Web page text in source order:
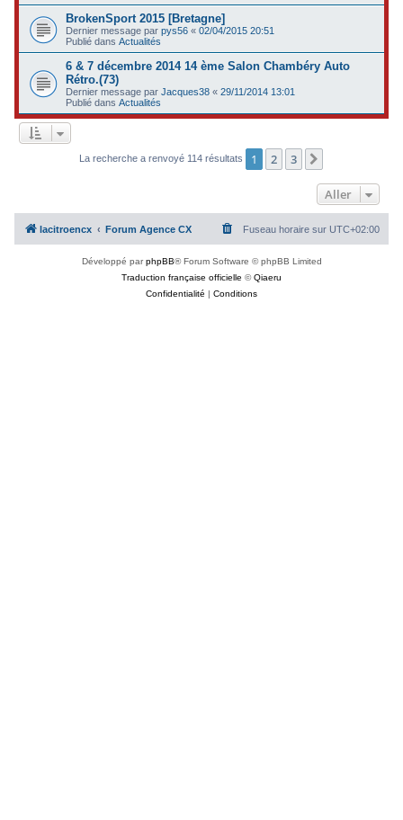
BrokenSport 2015 [Bretagne]
Dernier message parpys56 «02/04/2015 20:51
Publié dansActualités
6 & 7 décembre 2014 14 ème Salon Chambéry Auto
Rétro.(73)
Dernier message parJacques38 «29/11/2014 13:01
Publié dansActualités
La recherche a renvoyé 114 résultats 1 2 3
Aller
lacitroencx Forum Agence CX Fuseau horaire sur UTC+02:00
Développé parphpBB® Forum Software © phpBB Limited
Traduction française officielle ©Qiaeru
Confidentialité | Conditions